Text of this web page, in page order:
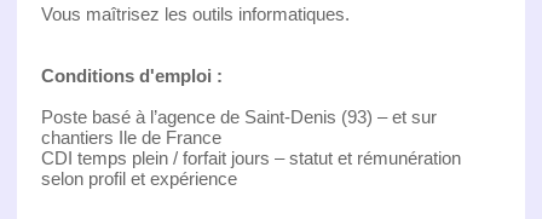
Vous maîtrisez les outils informatiques.
Conditions d'emploi :
Poste basé à l’agence de Saint-Denis (93) – et sur
chantiers Ile de France
CDI temps plein / forfait jours – statut et rémunération
selon profil et expérience